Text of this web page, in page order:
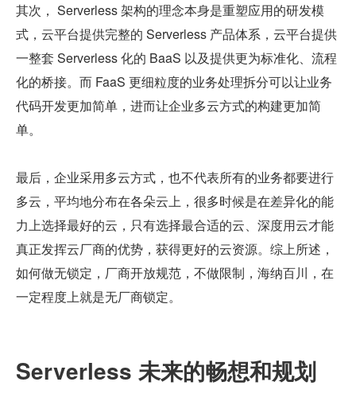
其次， Serverless 架构的理念本身是重塑应用的研发模
式，云平台提供完整的 Serverless 产品体系，云平台提供
一整套 Serverless 化的 BaaS 以及提供更为标准化、流程
化的桥接。而 FaaS 更细粒度的业务处理拆分可以让业务
代码开发更加简单，进而让企业多云方式的构建更加简
单。
最后，企业采用多云方式，也不代表所有的业务都要进行
多云，平均地分布在各朵云上，很多时候是在差异化的能
力上选择最好的云，只有选择最合适的云、深度用云才能
真正发挥云厂商的优势，获得更好的云资源。综上所述，
如何做无锁定，厂商开放规范，不做限制，海纳百川，在
一定程度上就是无厂商锁定。
Serverless 未来的畅想和规划